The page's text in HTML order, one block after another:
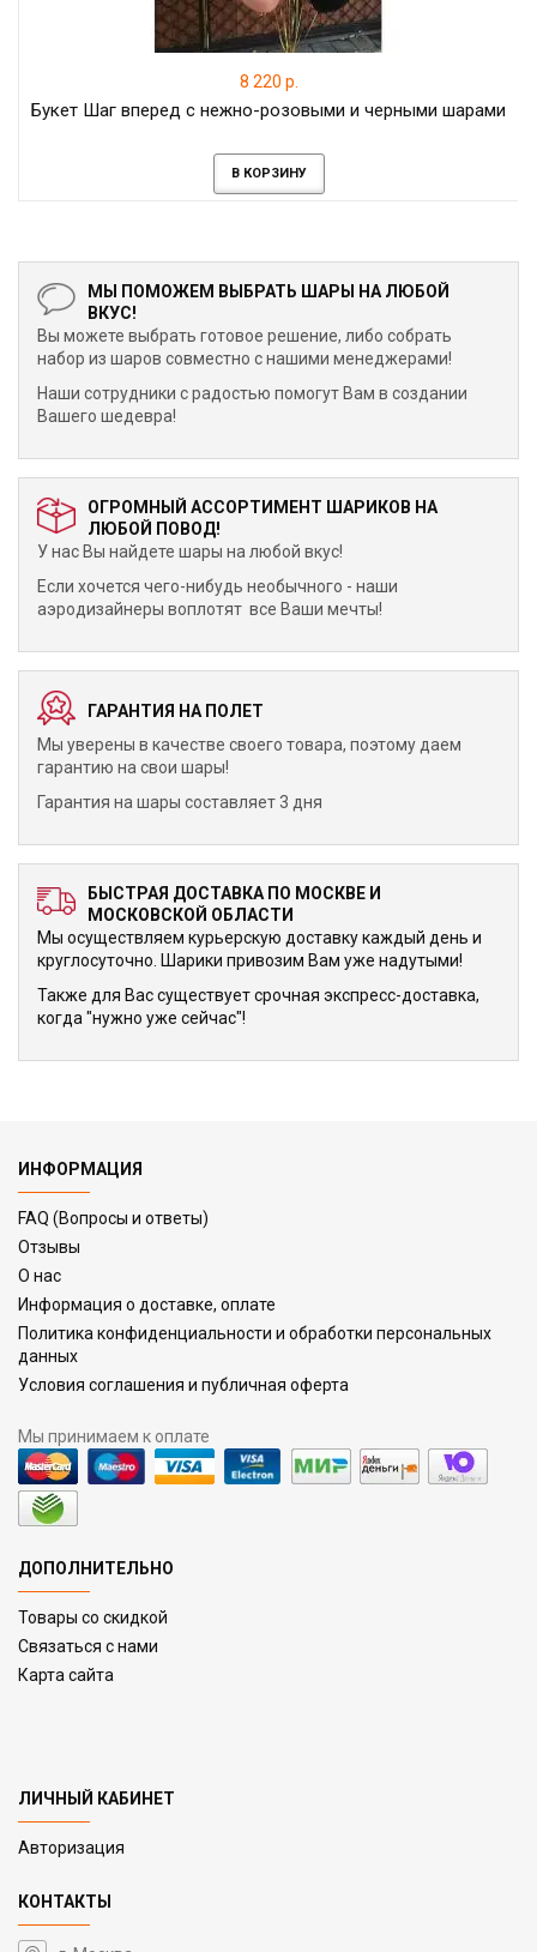
8 220 р.
Букет Шаг вперед с нежно-розовыми и черными шарами
В КОРЗИНУ
МЫ ПОМОЖЕМ ВЫБРАТЬ ШАРЫ НА ЛЮБОЙ
ВКУС!
Вы можете выбрать готовое решение, либо собрать
набор из шаров совместно с нашими менеджерами!
Наши сотрудники с радостью помогут Вам в создании
Вашего шедевра!
ОГРОМНЫЙ АССОРТИМЕНТ ШАРИКОВ НА
ЛЮБОЙ ПОВОД!
У нас Вы найдете шары на любой вкус!
Если хочется чего-нибудь необычного - наши
аэродизайнеры воплотят все Ваши мечты!
ГАРАНТИЯ НА ПОЛЕТ
Мы уверены в качестве своего товара, поэтому даем
гарантию на свои шары!
Гарантия на шары составляет 3 дня
БЫСТРАЯ ДОСТАВКА ПО МОСКВЕ И
МОСКОВСКОЙ ОБЛАСТИ
Мы осуществляем курьерскую доставку каждый день и
круглосуточно. Шарики привозим Вам уже надутыми!
Также для Вас существует срочная экспресс-доставка,
когда "нужно уже сейчас"!
ИНФОРМАЦИЯ
FAQ (Вопросы и ответы)
Отзывы
О нас
Информация о доставке, оплате
Политика конфиденциальности и обработки персональных
данных
Условия соглашения и публичная оферта
Мы принимаем к оплате
ДОПОЛНИТЕЛЬНО
Товары со скидкой
Связаться с нами
Карта сайта
ЛИЧНЫЙ КАБИНЕТ
Авторизация
КОНТАКТЫ